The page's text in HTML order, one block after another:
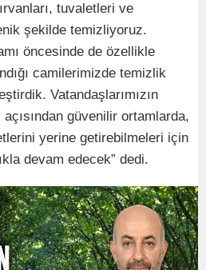
tuvaletleri ve
şekilde temizliyoruz.
öncesinde de özellikle
camilerimizde temizlik
Vatandaşlarımızın
güvenilir ortamlarda,
yerine getirebilmeleri için
devam edecek” dedi.